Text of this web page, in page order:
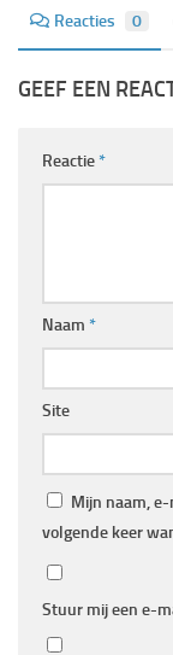
Reacties 0
GEEF EEN
Reactie*
Naam *
Site
Mijn naam,
volgende keer
Stuur mij een e-